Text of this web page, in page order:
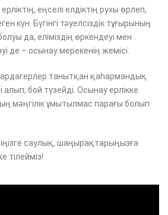
еңселі елдіктің рухы өрлеп,
күн. Бүгінгі тәуелсіздік тұғырының
да, еліміздің өркендеуі мен
де – осынау мерекенің жемісі.
ардагерлер танытқан қаһармандық
бой түзейді. Осынау ерлікке
мәңгілік ұмытылмас парағы болып
саулық, шаңырақтарыңызға
тілейміз!